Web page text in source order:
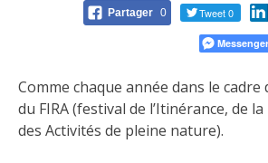
Partager 0 Tweet 0
Messenger
Comme chaque année dans le cadre
du FIRA (festival de l’Itinérance, de
des Activités de pleine nature).